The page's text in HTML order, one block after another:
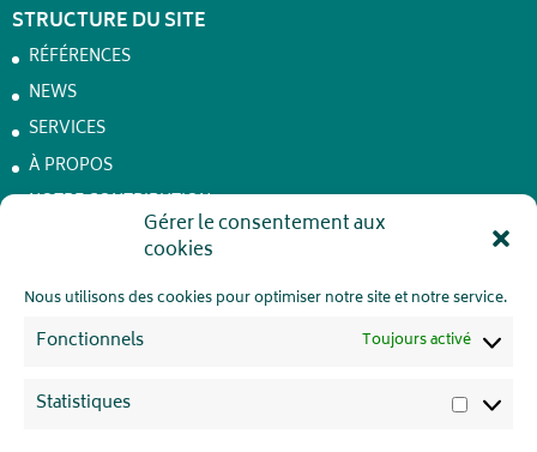
Gérer le consentement aux
cookies
Nous utilisons des cookies pour optimiser notre site et notre service.
Fonctionnels Toujours activé
Statistiques
STRUCTURE DU SITE
RÉFÉRENCES
NEWS
SERVICES
À PROPOS
NOTRE CONTRIBUTION
Achêne – Batteries de stockage
CONTACT
VIE PRIVÉE